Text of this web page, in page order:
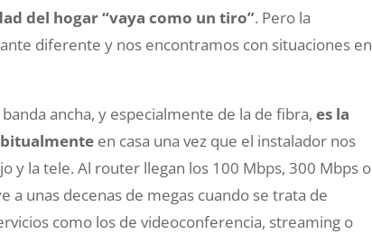
del hogar “vaya como un tiro”. Pero la
diferente y nos encontramos con situaciones en
ancha, y especialmente de la de fibra,es la
en casa una vez que el instalador nos
y la tele. Al router llegan los 100 Mbps, 300 Mbps o
a unas decenas de megas cuando se trata de
como los de videoconferencia, streaming o